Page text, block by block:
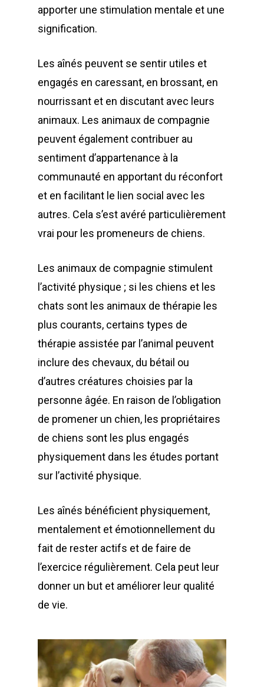
apporter une stimulation mentale et une
signification.
Les aînés peuvent se sentir utiles et
engagés en caressant, en brossant, en
nourrissant et en discutant avec leurs
animaux. Les animaux de compagnie
peuvent également contribuer au
sentiment d’appartenance à la
communauté en apportant du réconfort
et en facilitant le lien social avec les
autres. Cela s’est avéré particulièrement
vrai pour les promeneurs de chiens.
Les animaux de compagnie stimulent
l’activité physique ; si les chiens et les
chats sont les animaux de thérapie les
plus courants, certains types de
thérapie assistée par l’animal peuvent
inclure des chevaux, du bétail ou
d’autres créatures choisies par la
personne âgée. En raison de l’obligation
de promener un chien, les propriétaires
de chiens sont les plus engagés
physiquement dans les études portant
sur l’activité physique.
Les aînés bénéficient physiquement,
mentalement et émotionnellement du
fait de rester actifs et de faire de
l’exercice régulièrement. Cela peut leur
donner un but et améliorer leur qualité
de vie.